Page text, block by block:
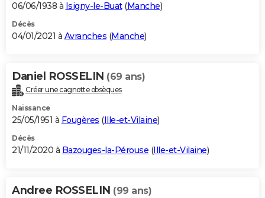
06/06/1938 à Isigny-le-Buat(Manche)
Décès
04/01/2021 à Avranches (Manche)
Daniel ROSSELIN (69 ans)
Créer une cagnotte obsèques
Naissance
25/05/1951 à Fougères (Ille-et-Vilaine)
Décès
21/11/2020 à Bazouges-la-Pérouse (Ille-et-Vilaine)
Andree ROSSELIN (99 ans)